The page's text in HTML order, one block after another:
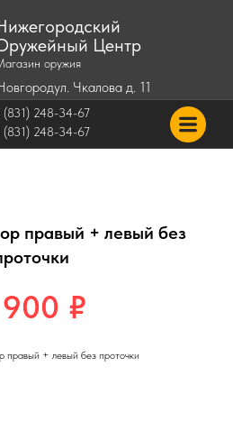
Центр
оружия
(831) 248-34-67
(831) 248-34-67
ул. Чкалова д. 11
правый + левый без
₽
+ левый без проточки